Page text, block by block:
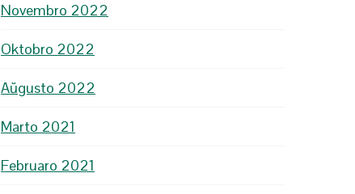
Novembro 2022
Oktobro 2022
Aŭgusto 2022
Marto 2021
Februaro 2021